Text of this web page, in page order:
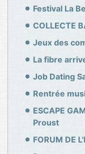
Festival La
COLLECTE
Jeux des
La fibre
Job Dating
Rentrée
ESCAPE
Proust
FORUM DE